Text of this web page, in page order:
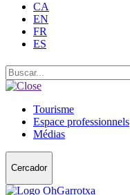
CA
EN
FR
ES
Tourisme
Espace professionnels
Médias
Cercador